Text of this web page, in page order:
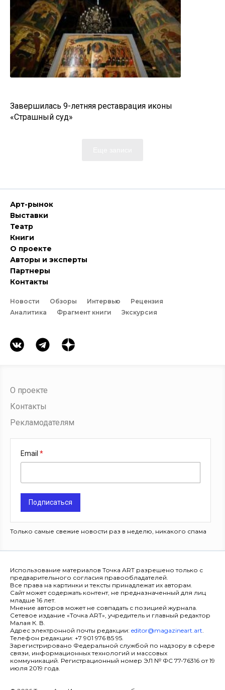
Завершилась 9-летняя реставрация иконы
«Страшный суд»
Арт-рынок
Выставки
Театр
Книги
О проекте
Авторы и эксперты
Партнеры
Контакты
Новости Обзоры Интервью
Рецензия
Аналитика
Фрагмент книги Экскурсия
О проекте
Контакты
Рекламодателям
Email
Подписаться
Только самые свежие новости раз в неделю, никакого спама
Использование материалов Точка ART разрешено только с
предварительного согласия правообладателей.
Все права на картинки и тексты принадлежат их авторам.
Сайт может содержать контент, не предназначенный для лиц
младше 16 лет.
Мнение авторов может не совпадать с позицией журнала.
Сетевое издание «Точка ART», учредитель и главный редактор
Малая К. В.
Адрес электронной почты редакции: editor@magazineart.art.
Телефон редакции: +7 901 976 85 95.
Зарегистрировано Федеральной службой по надзору в сфере
связи, информационных технологий и массовых
коммуникаций. Регистрационный номер ЭЛ № ФС 77-76316 от 19
июля 2019 года.